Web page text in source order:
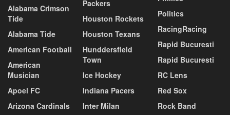
Alabama Crimson
Tide
Alabama Tide
American Football
American
Musician
Apoel FC
Arizona Cardinals
Packers
Houston Rockets
Houston Texans
Hunddersfield
Town
Ice Hockey
Indiana Pacers
Inter Milan
Politics
RacingRacing
Rapid Bucuresti
Rapid Bucuresti
RC Lens
Red Sox
Rock Band